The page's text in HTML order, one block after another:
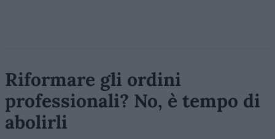
Riformare gli ordini
professionali? No, è tempo di
abolirli